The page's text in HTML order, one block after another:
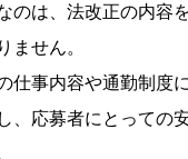
のは、法改正の内容
ません。
仕事内容や通勤制度
、応募者にとっての